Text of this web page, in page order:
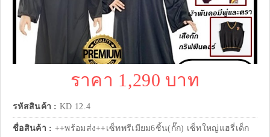
ราคา 1,290 บาท
รหัสสินค้า : KD 12.4
ชื่อสินค้า : ++พร้อมส่ง++เซ็ทพรีเมียม6ชิ้น(กั๊ก) เซ็ทใหญ่แฮรี่เด็ก